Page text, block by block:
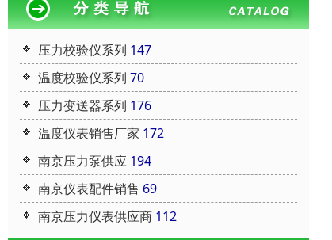
压力校验仪系列 147
温度校验仪系列 70
压力变送器系列 176
温度仪表销售厂家 172
南京压力泵供应 194
南京仪表配件销售 69
南京压力仪表供应商 112